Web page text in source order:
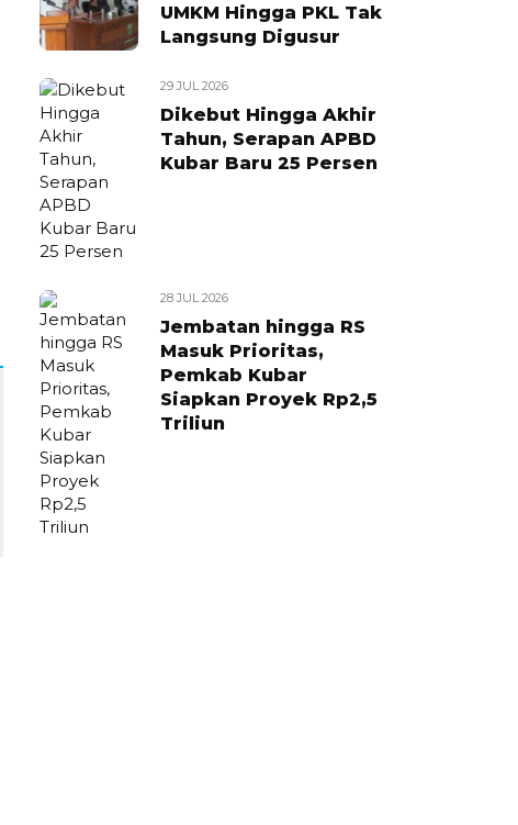
UMKM Hingga PKL Tak
Langsung Digusur
29 JUL 2026
Dikebut Hingga Akhir
Tahun, Serapan APBD
Kubar Baru 25 Persen
28 JUL 2026
Jembatan hingga RS
Masuk Prioritas,
Pemkab Kubar
Siapkan Proyek Rp2,5
Triliun